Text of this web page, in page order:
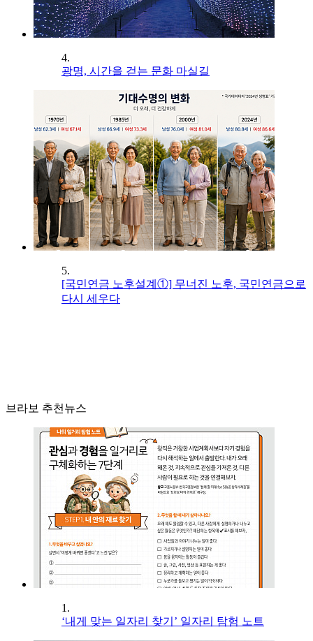
4.
광명, 시간을 걷는 문화 마실길
5.
[국민연금 노후설계①] 무너진 노후, 국민연금으로
다시 세우다
브라보 추천뉴스
1.
‘내게 맞는 일자리 찾기’ 일자리 탐험 노트